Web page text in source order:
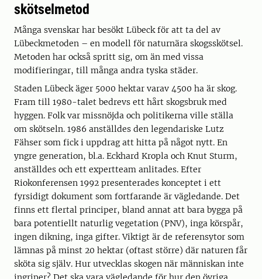
skötselmetod
Många svenskar har besökt Lübeck för att ta del av
Lübeckmetoden – en modell för naturnära skogsskötsel.
Metoden har också spritt sig, om än med vissa
modifieringar, till många andra tyska städer.
Staden Lübeck äger 5000 hektar varav 4500 ha är skog.
Fram till 1980-talet bedrevs ett hårt skogsbruk med
hyggen. Folk var missnöjda och politikerna ville ställa
om skötseln. 1986 anställdes den legendariske Lutz
Fähser som fick i uppdrag att hitta på något nytt. En
yngre generation, bl.a. Eckhard Kropla och Knut Sturm,
anställdes och ett expertteam anlitades. Efter
Riokonferensen 1992 presenterades konceptet i ett
fyrsidigt dokument som fortfarande är vägledande. Det
finns ett flertal principer, bland annat att bara bygga på
bara potentiellt naturlig vegetation (PNV), inga körspår,
ingen dikning, inga gifter. Viktigt är de referensytor som
lämnas på minst 20 hektar (oftast större) där naturen får
sköta sig själv. Hur utvecklas skogen när människan inte